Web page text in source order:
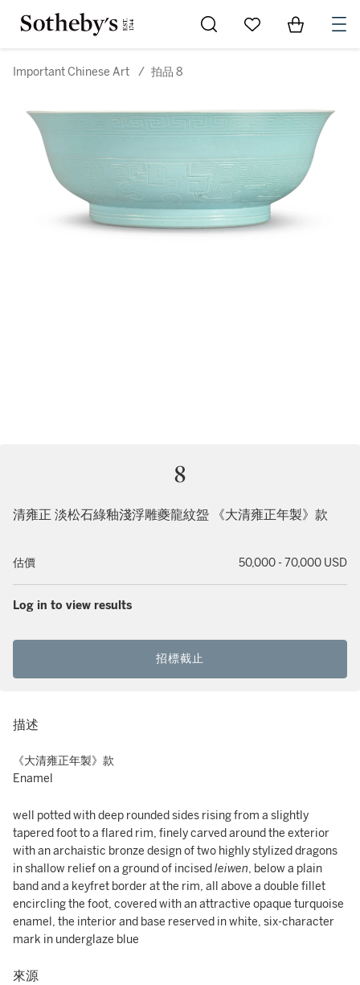
Go to My Favorites
Items in
Important Chinese Art / 拍品 8
8
清雍正 淡松石綠釉淺浮雕夔龍紋盌 《大清雍正年製》款
估價 50,000 - 70,000 USD
Log in to view results
招標截止
描述
《大清雍正年製》款
Enamel
well potted with deep rounded sides rising from a slightly
tapered foot to a flared rim, finely carved around the exterior
with an archaistic bronze design of two highly stylized dragons
in shallow relief on a ground of incisedleiwen, below a plain
band and a keyfret border at the rim, all above a double fillet
encircling the foot, covered with an attractive opaque turquoise
enamel, the interior and base reserved in white, six-character
mark in underglaze blue
來源